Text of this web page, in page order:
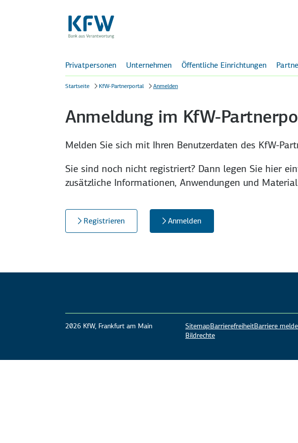
Privatpersonen Unternehmen Öffentliche Einrichtungen
Startseite KfW-Partnerportal Anmelden
Anmeldung im KfW-
Melden Sie sich mit Ihren Benutzer­daten des KfW-
Sie sind noch nicht registriert? Dann legen Sie hier
zusätzliche Infor­mationen, An­wendungen und
Registrieren Anmelden
2026 KfW, Frankfurt am Main SitemapBarrierefreiheitBarriere
Bildrechte